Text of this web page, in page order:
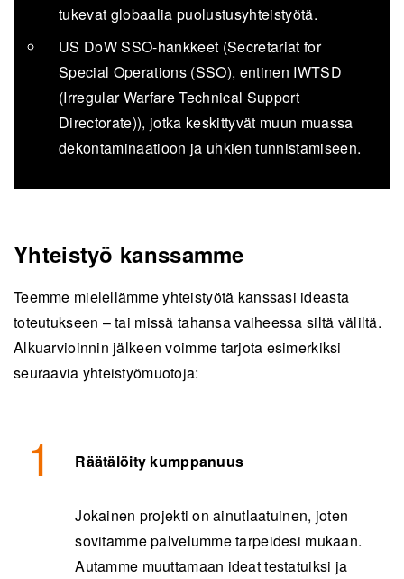
tukevat globaalia puolustusyhteistyötä.
US DoW SSO-hankkeet (Secretariat for
Special Operations (SSO), entinen IWTSD
(Irregular Warfare Technical Support
Directorate)), jotka keskittyvät muun muassa
dekontaminaatioon ja uhkien tunnistamiseen.
Yhteistyö kanssamme
Teemme mielellämme yhteistyötä kanssasi ideasta
toteutukseen – tai missä tahansa vaiheessa siltä väliltä.
Alkuarvioinnin jälkeen voimme tarjota esimerkiksi
seuraavia yhteistyömuotoja:
Räätälöity kumppanuus
Jokainen projekti on ainutlaatuinen, joten
sovitamme palvelumme tarpeidesi mukaan.
Autamme muuttamaan ideat testatuiksi ja